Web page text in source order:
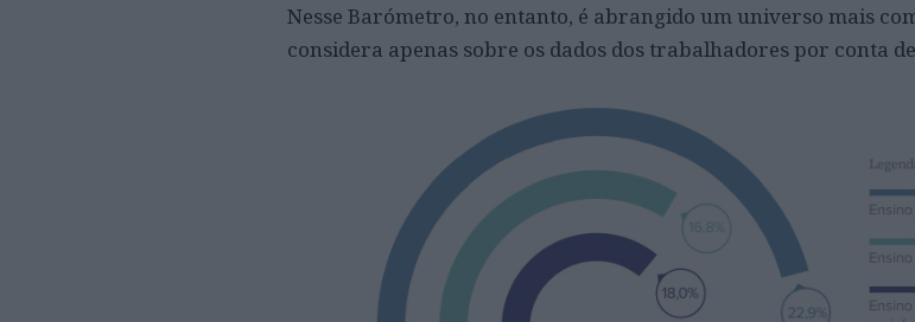
Nesse Barómetro, no entanto, é abrangido um universo mais
considera apenas sobre os dados dos trabalhadores por conta